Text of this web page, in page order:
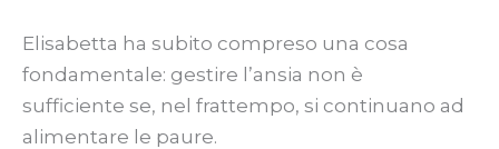
Elisabetta ha subito compreso una cosa
fondamentale: gestire l’ansia non è
sufficiente se, nel frattempo, si continuano ad
alimentare le paure.